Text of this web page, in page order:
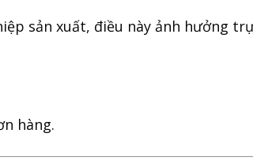
sản xuất, điều này ảnh hưởng
hàng.